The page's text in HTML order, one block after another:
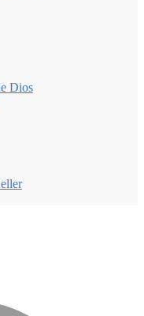
Dios